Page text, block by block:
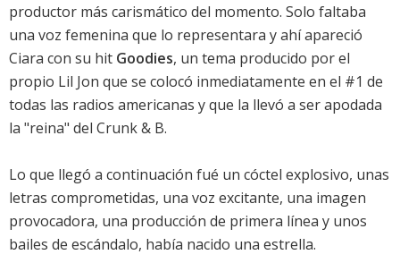
productor más carismático del momento. Solo faltaba
una voz femenina que lo representara y ahí apareció
Ciara con su hit Goodies, un tema producido por el
propio Lil Jon que se colocó inmediatamente en el #1 de
todas las radios americanas y que la llevó a ser apodada
la "reina" del Crunk & B.
Lo que llegó a continuación fué un cóctel explosivo, unas
letras comprometidas, una voz excitante, una imagen
provocadora, una producción de primera línea y unos
bailes de escándalo, había nacido una estrella.